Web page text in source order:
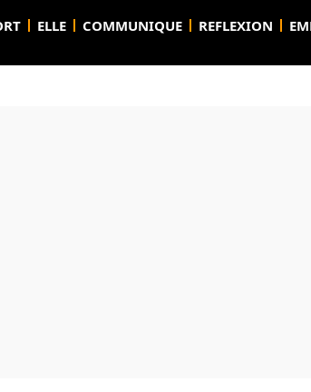
ELLE COMMUNIQUE REFLEXION